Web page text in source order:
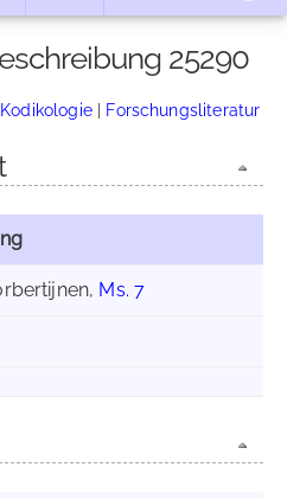
25290
Kodikologie| Forschungsliteratur
Ms. 7